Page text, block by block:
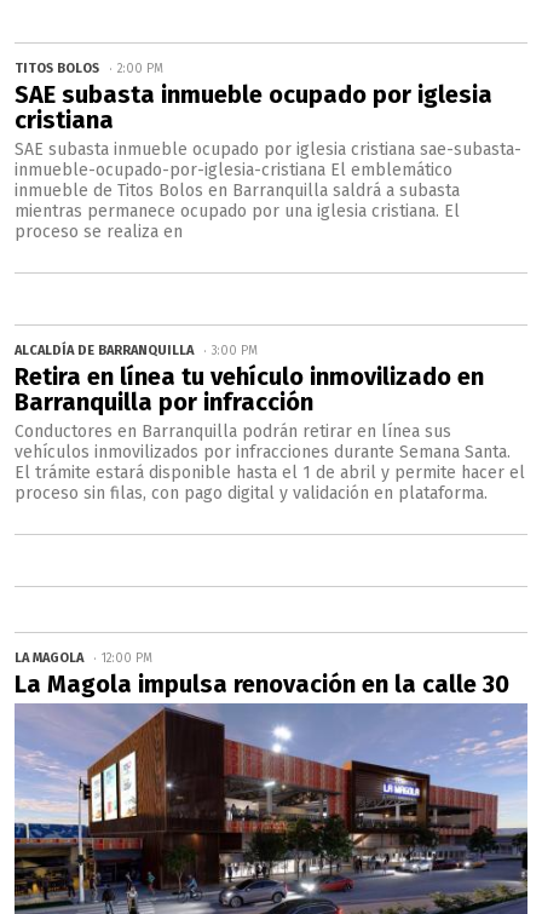
TITOS BOLOS 2:00 PM
SAE subasta inmueble ocupado por iglesia
cristiana
SAE subasta inmueble ocupado por iglesia cristiana sae-subasta-
inmueble-ocupado-por-iglesia-cristiana El emblemático
inmueble de Titos Bolos en Barranquilla saldrá a subasta
mientras permanece ocupado por una iglesia cristiana. El
proceso se realiza en
ALCALDÍA DE BARRANQUILLA 3:00 PM
Retira en línea tu vehículo inmovilizado en
Barranquilla por infracción
Conductores en Barranquilla podrán retirar en línea sus
vehículos inmovilizados por infracciones durante Semana Santa.
El trámite estará disponible hasta el 1 de abril y permite hacer el
proceso sin filas, con pago digital y validación en plataforma.
LA MAGOLA 12:00 PM
La Magola impulsa renovación en la calle 30